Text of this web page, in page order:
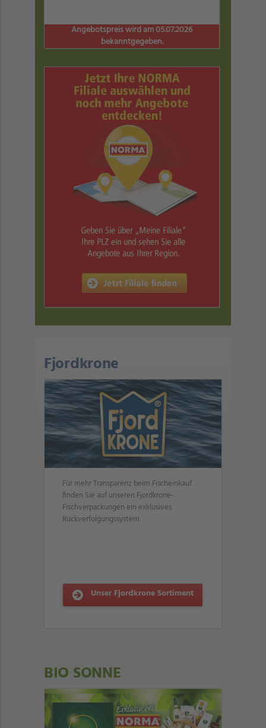
Angebotspreis wird am 05.07.2026
bekanntgegeben.
Fjordkrone
Für mehr Transparenz beim Fischeinkauf
finden Sie auf unseren Fjordkrone-
Fischverpackungen ein exklusives
Rückverfolgungssystem.
Unser Fjordkrone Sortiment
BIO SONNE